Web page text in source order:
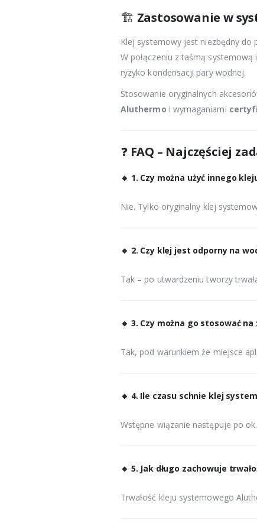
🏗️ Zastosowanie w
Klej systemowy jest niezbędny do
W połączeniu z taśmą
ryzyko kondensacji pary wodnej.
Stosowanie oryginalnych
Aluthermo i wymaganiami
❓ FAQ – Najczęściej
🔸 1. Czy można użyć innego
Nie. Tylko oryginalny klej
🔸 2. Czy klej jest odporny na
Tak – po utwardzeniu tworzy
🔸 3. Czy można go stosować na
Tak, pod warunkiem że miejsce
🔸 4. Ile czasu schnie klej
Wstępne wiązanie następuje po
🔸 5. Jak długo zachowuje
Trwałość kleju systemowego